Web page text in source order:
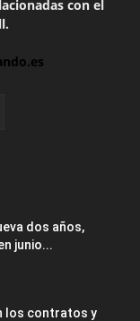
con el
dos años,
junio...
los contratos y